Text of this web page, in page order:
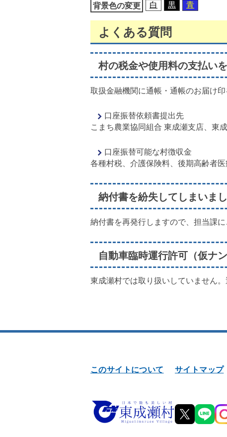
背景色の変更 白 黒 青
よくある質問
村の税金や使用料の支払い
取扱金融機関に通帳・通帳のお届け
口座振替依頼書提出先
こまち農業協同組合 東成瀬支店、東
口座振替可能な村徴収金
各種村税、介護保険料、後期高齢者
納付書を紛失してしまいま
納付書を再発行しますので、担当課に
自動車臨時運行許可（仮ナ
東成瀬村では取り扱いしていません
このサイトについて サイトマップ